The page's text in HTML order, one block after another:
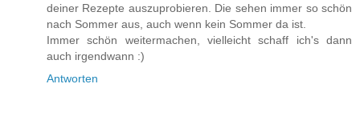
deiner Rezepte auszuprobieren. Die sehen immer so schön
nach Sommer aus, auch wenn kein Sommer da ist.
Immer schön weitermachen, vielleicht schaff ich's dann
auch irgendwann :)
Antworten